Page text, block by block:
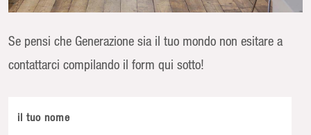
Se pensi che Generazione sia il tuo mondo non esitare a
contattarci compilando il form qui sotto!
il tuo nome